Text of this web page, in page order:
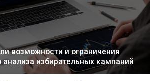
возможности и ограничения
избирательных кампаний